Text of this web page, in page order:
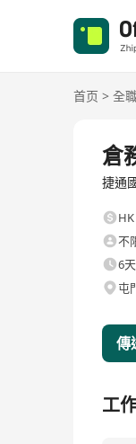
首页 > 全
倉
捷通
不
6
屯
傳
工